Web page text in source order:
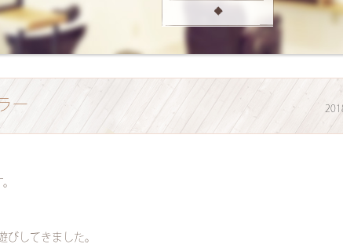
ー
してきました。